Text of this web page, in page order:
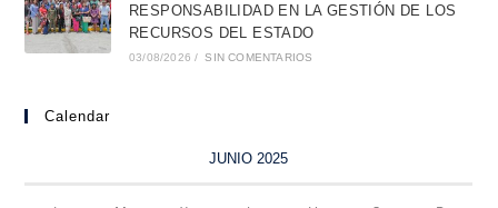
RESPONSABILIDAD EN LA GESTIÓN DE LOS
RECURSOS DEL ESTADO
03/08/2026 / SIN COMENTARIOS
Calendar
JUNIO 2025